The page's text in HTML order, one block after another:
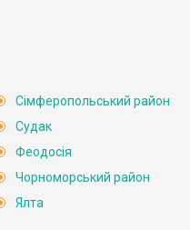
Сімферопольський район
Судак
Феодосія
Чорноморський район
Ялта